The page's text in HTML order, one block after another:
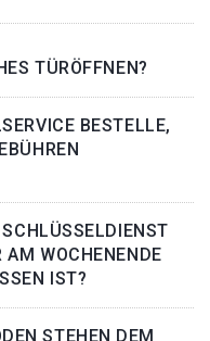
TÜRÖFFNEN?
BESTELLE,
AM WOCHENENDE
IST?
STEHEN DEM